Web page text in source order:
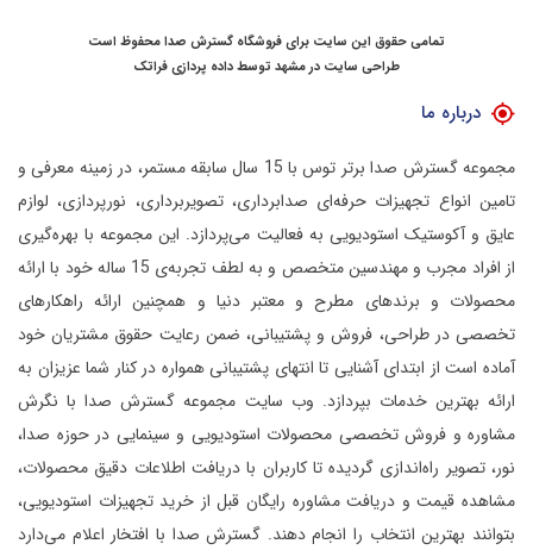
تمامی حقوق این سایت برای فروشگاه گسترش صدا محفوظ است
طراحی سایت در مشهد توسطداده پردازی فراتک
درباره ما
مجموعه گسترش صدا برتر توس با 15 سال سابقه مستمر، در زمینه معرفی و
تامین انواع تجهیزات حرفه‌ای صدابرداری، تصویربرداری، نورپردازی، لوازم
عایق و آکوستیک استودیویی به فعالیت می‌پردازد. این مجموعه با بهره‌گیری
از افراد مجرب و مهندسین متخصص و به لطف تجربه‌ی 15 ساله خود با ارائه
محصولات و برندهای مطرح و معتبر دنیا و همچنین ارائه راهکارهای
تخصصی در طراحی، فروش و پشتیبانی، ضمن رعایت حقوق مشتریان خود
آماده است از ابتدای آشنایی تا انتهای پشتیبانی همواره در کنار شما عزیزان به
ارائه بهترین خدمات بپردازد. وب سایت مجموعه گسترش صدا با نگرش
مشاوره و فروش تخصصی محصولات استودیویی و سینمایی در حوزه صدا،
نور، تصویر راه‌اندازی گردیده تا کاربران با دریافت اطلاعات دقیق محصولات،
مشاهده قیمت و دریافت مشاوره رایگان قبل از خرید تجهیزات استودیویی،
بتوانند بهترین انتخاب را انجام دهند. گسترش صدا با افتخار اعلام می‌دارد